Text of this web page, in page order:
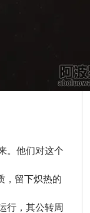
。他们对这个
，留下炽热的
行，其公转周